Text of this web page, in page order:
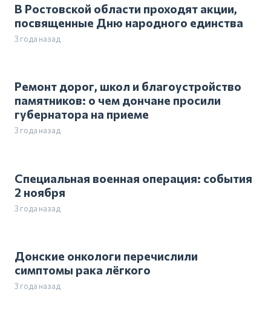
В Ростовской области проходят акции,
посвященные Дню народного единства
3 года назад
Ремонт дорог, школ и благоустройство
памятников: о чем дончане просили
губернатора на приеме
3 года назад
Специальная военная операция: события
2 ноября
3 года назад
Донские онкологи перечислили
симптомы рака лёгкого
3 года назад